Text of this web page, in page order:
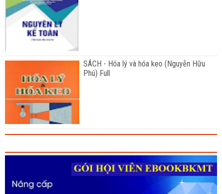
SÁCH - Hóa lý và hóa keo (Nguyễn Hữu
Phú) Full